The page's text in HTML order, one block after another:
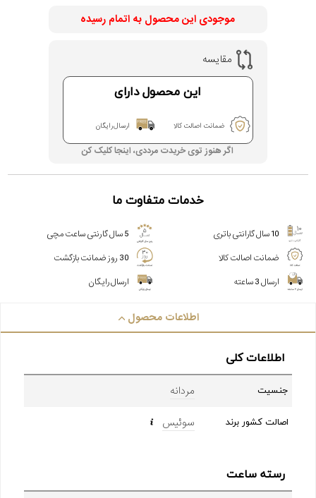
موجودی این محصول به اتمام رسیده
مقایسه
این محصول دارای
ضمانت اصالت کالا ارسال رایگان
اگر هنوز توی خریدت مرددی، اینجا کلیک کن
خدمات متفاوت ما
10 سال گارانتی باتری
5 سال گارنتی ساعت مچی
ضمانت اصالت کالا
30 روز ضمانت بازگشت
ارسال 3 ساعته
ارسال رایگان
اطلاعات محصول
اطلاعات کلی
جنسیت مردانه
اصالت کشور برند سوئیس
رسته ساعت